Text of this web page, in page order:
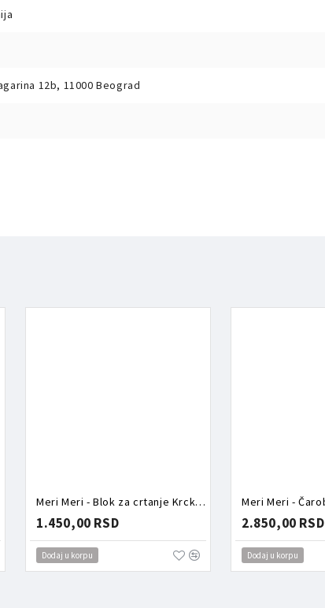
12b, 11000 Beograd
Meri Meri - Blok za crtanje Krcko Oraščić
1.450,00 RSD
Dodaj u korpu
2.850,00 RSD
Dodaj u korpu